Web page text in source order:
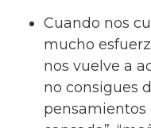
Cuando nos
mucho
nos vuelve a
no consigues
pensamientos